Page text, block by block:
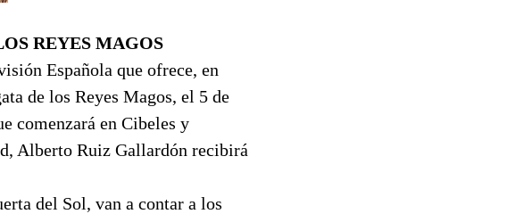
REYES MAGOS
Española que ofrece, en
de los Reyes Magos, el 5 de
comenzará en Cibeles y
Alberto Ruiz Gallardón recibirá
del Sol, van a contar a los